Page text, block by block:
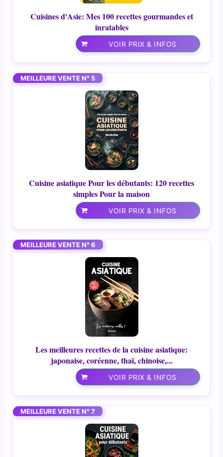
Cuisines d'Asie: Mes 100 recettes gourmandes et
inratables
VOIR PRIX & INFOS
MEILLEURE VENTE N° 5
Cuisine asiatique Pour les débutants: 120 recettes
simples Pour la maison
VOIR PRIX & INFOS
MEILLEURE VENTE N° 6
Les meilleures recettes de la cuisine asiatique:
japonaise, coréenne, thaï, chinoise,...
VOIR PRIX & INFOS
MEILLEURE VENTE N° 7